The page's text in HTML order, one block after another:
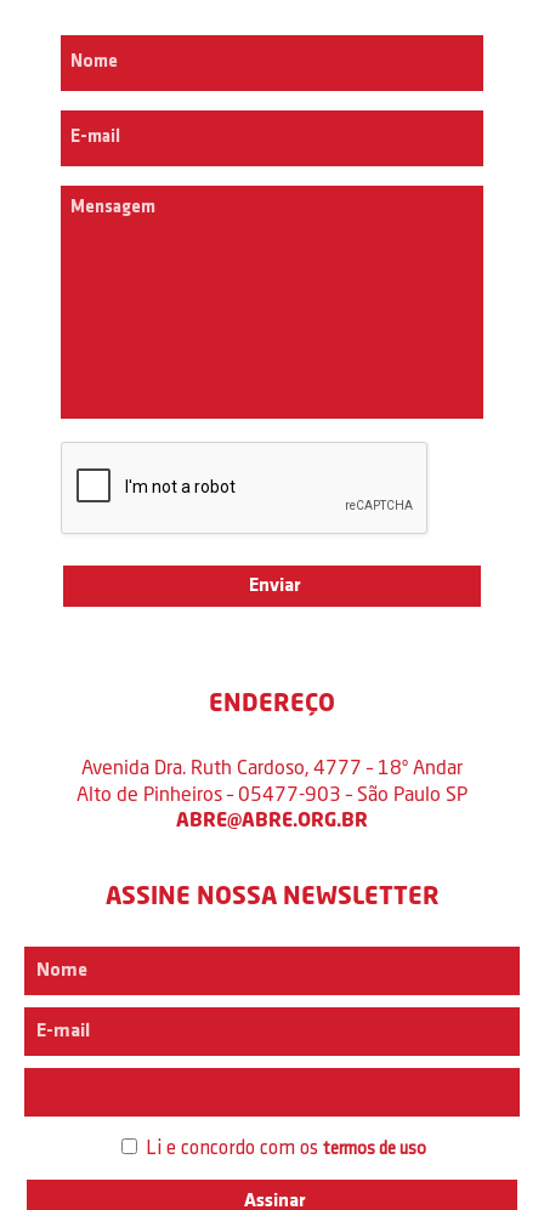
ENDEREÇO
Avenida Dra. Ruth Cardoso, 4777 – 18º Andar
Alto de Pinheiros – 05477-903 – São Paulo SP
ABRE@ABRE.ORG.BR
ASSINE NOSSA NEWSLETTER
Li e concordo com os termos de uso